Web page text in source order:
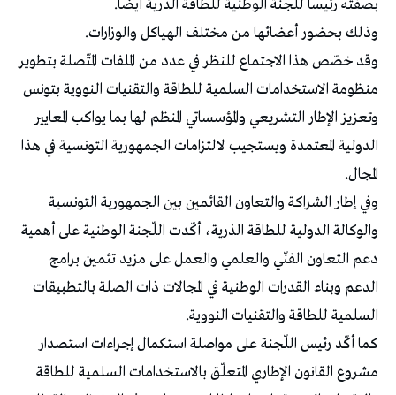
بصفته رئيسا للّجنة الوطنية للطاقة الذرية أيضا.
وذلك بحضور أعضائها من مختلف الهياكل والوزارات.
وقد خصّص هذا الاجتماع للنظر في عدد من الملفات المتّصلة بتطوير
منظومة الاستخدامات السلمية للطاقة والتقنيات النووية بتونس
وتعزيز الإطار التشريعي والمؤسساتي المنظم لها بما يواكب المعايير
الدولية المعتمدة ويستجيب لالتزامات الجمهورية التونسية في هذا
المجال.
وفي إطار الشراكة والتعاون القائمين بين الجمهورية التونسية
والوكالة الدولية للطاقة الذرية، أكّدت اللّجنة الوطنية على أهمية
دعم التعاون الفنّي والعلمي والعمل على مزيد تثمين برامج
الدعم وبناء القدرات الوطنية في المجالات ذات الصلة بالتطبيقات
السلمية للطاقة والتقنيات النووية.
كما أكّد رئيس اللّجنة على مواصلة استكمال إجراءات استصدار
مشروع القانون الإطاري المتعلّق بالاستخدامات السلمية للطاقة